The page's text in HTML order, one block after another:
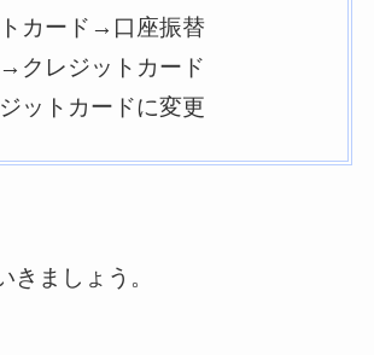
カード→口座振替
クレジットカード
ットカードに変更
きましょう。